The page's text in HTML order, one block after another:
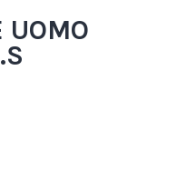
UOMO